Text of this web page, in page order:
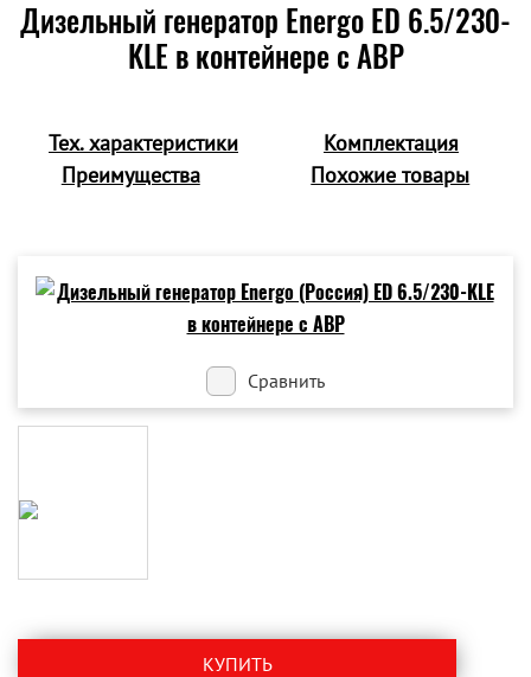
Дизельный генератор Energo ED 6.5/230-
KLE в контейнере c АВР
Тех. характеристики
Комплектация
Преимущества
Похожие товары
Сравнить
КУПИТЬ